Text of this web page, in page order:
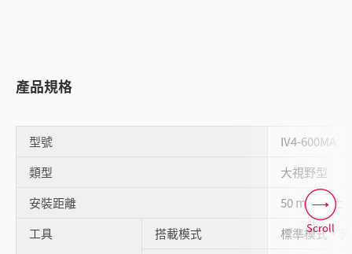
產品規格
型號
IV4-600MA
類型
大視野型
安裝距離
50 mm 以上
工具 搭載模式
標準模式、
Scroll